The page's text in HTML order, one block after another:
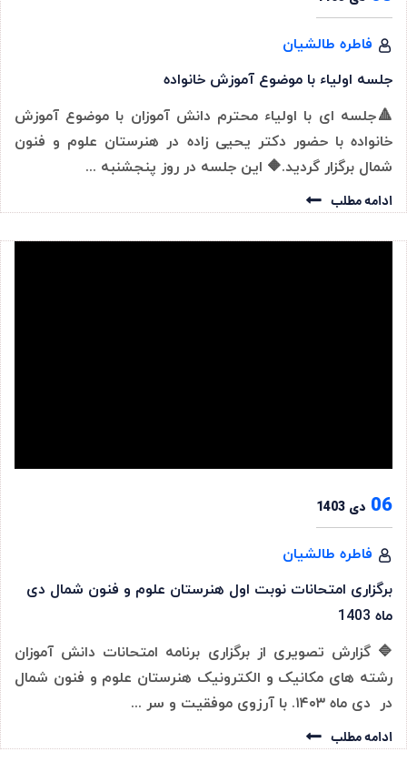
فاطره طالشیان
جلسه اولیاء با موضوع آموزش خانواده
🔺جلسه ای با اولیاء محترم دانش آموزان با موضوع آموزش
خانواده با حضور دکتر یحیی زاده در هنرستان علوم و فنون
شمال برگزار گردید.🔶 این جلسه در روز پنجشنبه ...
ادامه مطلب
06 دی 1403
فاطره طالشیان
برگزاری امتحانات نوبت اول هنرستان علوم و فنون شمال دی
ماه 1403
🔷 گزارش تصویری از برگزاری برنامه امتحانات دانش آموزان
رشته های مکانیک و الکترونیک هنرستان علوم و فنون شمال
در دی ماه ۱۴۰۳. با آرزوی موفقیت و سر ...
ادامه مطلب